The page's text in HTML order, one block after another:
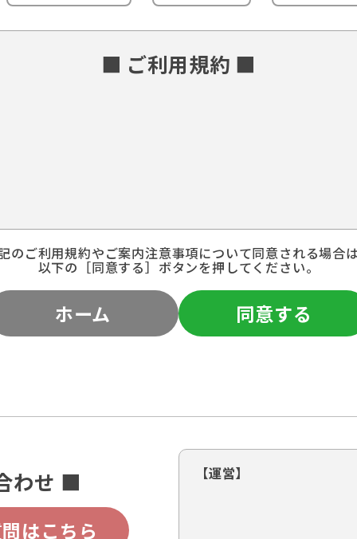
■ ご利用規約 ■
のご利用規約やご案内注意事項について同意される場合
以下の［同意する］ボタンを押してください。
ホーム 同意する
わせ ■
はこちら
【運営】